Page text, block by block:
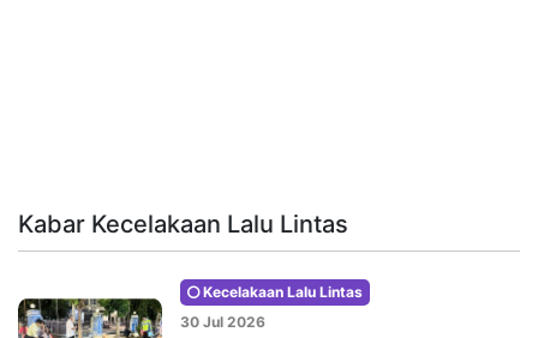
Kabar Kecelakaan Lalu Lintas
Kecelakaan Lalu Lintas
30 Jul 2026